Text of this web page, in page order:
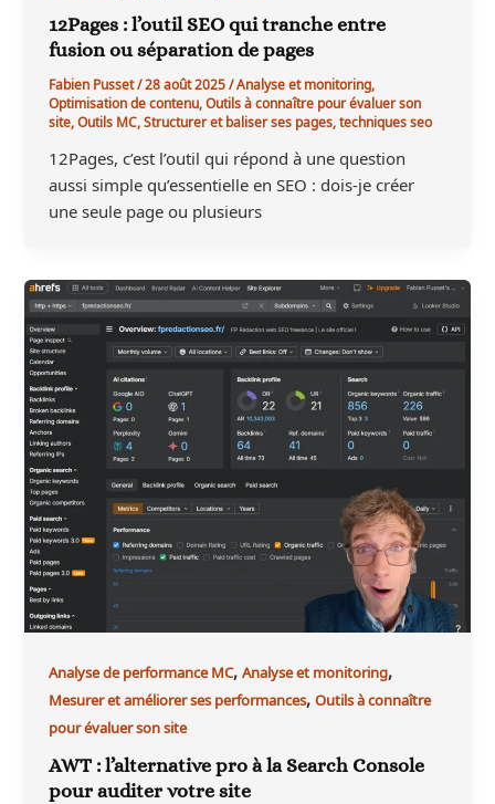
12Pages : l’outil SEO qui tranche entre
fusion ou séparation de pages
Fabien Pusset/28 août 2025/Analyse et monitoring,
Optimisation de contenu,Outils à connaître pour évaluer son
site,Outils MC,Structurer et baliser ses pages,techniques seo
12Pages, c’est l’outil qui répond à une question
aussi simple qu’essentielle en SEO : dois-je créer
une seule page ou plusieurs
Analyse de performance MC,Analyse et monitoring,
Mesurer et améliorer ses performances,Outils à connaître
pour évaluer son site
AWT : l’alternative pro à la Search Console
pour auditer votre site